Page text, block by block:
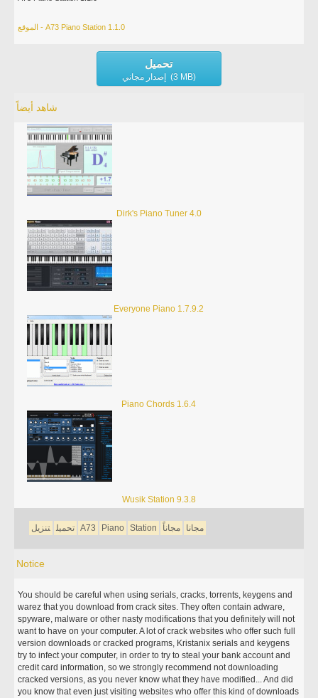
الموقع - A73 Piano Station 1.1.0
تحميل
إصدار مجاني (3 MB)
شاهد أيضاً
Dirk's Piano Tuner 4.0
Everyone Piano 1.7.9.2
Piano Chords 1.6.4
Wusik Station 9.3.8
تحميل تنزيل A73 Piano Station مجانا مجاناً
Notice
You should be careful when using serials, cracks, torrents, keygens and
warez that you download from crack sites. They often contain adware,
spyware, malware or other nasty modifications that you definitely will not
want to have on your computer. A lot of crack websites who offer such full
version downloads or cracked programs, Kristanix serials and keygens
try to infect your computer, in order to try to steal your bank account and
credit card information, so we strongly recommend not downloading
cracked versions, as you never know what they have modified... And did
you know that even just visiting websites who offer this kind of downloads